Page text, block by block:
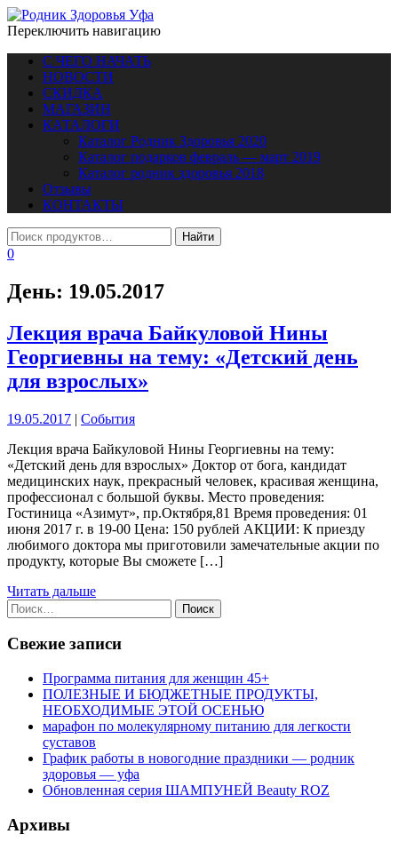
Переключить навигацию
С ЧЕГО НАЧАТЬ
НОВОСТИ
СКИДКА
МАГАЗИН
КАТАЛОГИ
Каталог Родник Здоровья 2020
Каталог подарков февраль — март 2019
Каталог родник здоровья 2018
Отзывы
КОНТАКТЫ
0
День: 19.05.2017
Лекция врача Байкуловой Нины
Георгиевны на тему: «Детский день
для взрослых»
19.05.2017 | События
Лекция врача Байкуловой Нины Георгиевны на тему:
«Детский день для взрослых» Доктор от бога, кандидат
медицинских наук, прекрасный человек, красивая женщина,
профессионал с большой буквы. Место проведения:
Гостиница «Азимут», пр.Октября,81 Время проведения: 01
июня 2017 г. в 19-00 Цена: 150 рублей АКЦИИ: К приезду
любимого доктора мы приготовили замечательные акции по
продукту, которые Вы сможете […]
Читать дальше
Найти:
Свежие записи
Программа питания для женщин 45+
ПОЛЕЗНЫЕ И БЮДЖЕТНЫЕ ПРОДУКТЫ,
НЕОБХОДИМЫЕ ЭТОЙ ОСЕНЬЮ
марафон по молекулярному питанию для легкости
суставов
График работы в новогодние праздники — родник
здоровья — уфа
Обновленная серия ШАМПУНЕЙ Beauty ROZ
Архивы